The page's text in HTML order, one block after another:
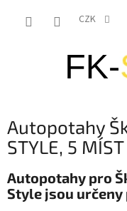
CZK
Autopotahy
STYLE, 5 MÍST
Autopotahy pro
Style jsou